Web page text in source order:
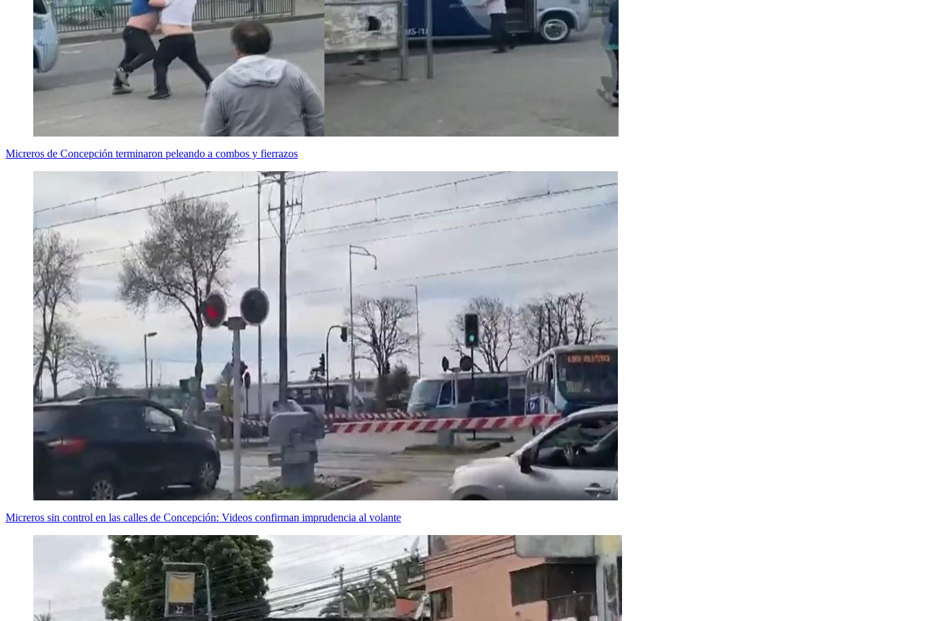
Micreros de Concepción terminaron peleando a combos y fierrazos
Micreros sin control en las calles de Concepción: Videos confirman imprudencia al volante